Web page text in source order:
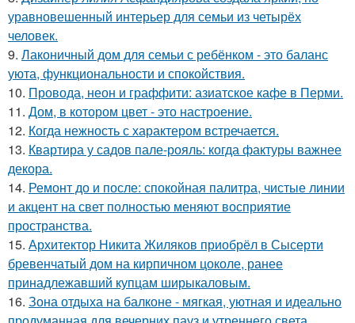
уравновешенный интерьер для семьи из четырёх
человек.
9. Лаконичный дом для семьи с ребёнком - это баланс
уюта, функциональности и спокойствия.
10. Провода, неон и граффити: азиатское кафе в Перми.
11. Дом, в котором цвет - это настроение.
12. Когда нежность с характером встречается.
13. Квартира у садов пале-рояль: когда фактуры важнее
декора.
14. Ремонт до и после: спокойная палитра, чистые линии
и акцент на свет полностью меняют восприятие
пространства.
15. Архитектор Никита Жиляков приобрёл в Сысерти
бревенчатый дом на кирпичном цоколе, ранее
принадлежавший купцам ширыкаловым.
16. Зона отдыха на балконе - мягкая, уютная и идеально